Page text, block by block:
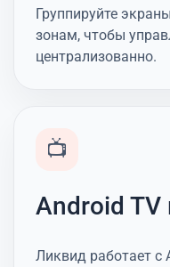
Группируйте
зонам, чтобы
централизованно.
📺
Android TV
Ликвид работает с